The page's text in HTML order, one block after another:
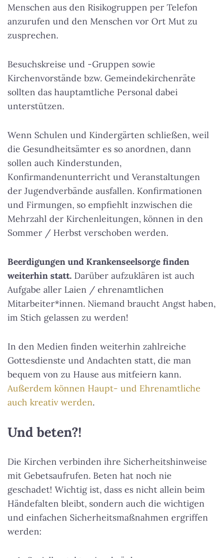
Menschen aus den Risikogruppen per Telefon
anzurufen und den Menschen vor Ort Mut zu
zusprechen.
Besuchskreise und -Gruppen sowie
Kirchenvorstände bzw. Gemeindekirchenräte
sollten das hauptamtliche Personal dabei
unterstützen.
Wenn Schulen und Kindergärten schließen, weil
die Gesundheitsämter es so anordnen, dann
sollen auch Kinderstunden,
Konfirmandenunterricht und Veranstaltungen
der Jugendverbände ausfallen. Konfirmationen
und Firmungen, so empfiehlt inzwischen die
Mehrzahl der Kirchenleitungen, können in den
Sommer / Herbst verschoben werden.
Beerdigungen und Krankenseelsorge finden
weiterhin statt. Darüber aufzuklären ist auch
Aufgabe aller Laien / ehrenamtlichen
Mitarbeiter*innen. Niemand braucht Angst haben,
im Stich gelassen zu werden!
In den Medien finden weiterhin zahlreiche
Gottesdienste und Andachten statt, die man
bequem von zu Hause aus mitfeiern kann.
Außerdem können Haupt- und Ehrenamtliche
auch kreativ werden.
Und beten?!
Die Kirchen verbinden ihre Sicherheitshinweise
mit Gebetsaufrufen. Beten hat noch nie
geschadet! Wichtig ist, dass es nicht allein beim
Händefalten bleibt, sondern auch die wichtigen
und einfachen Sicherheitsmaßnahmen ergriffen
werden: